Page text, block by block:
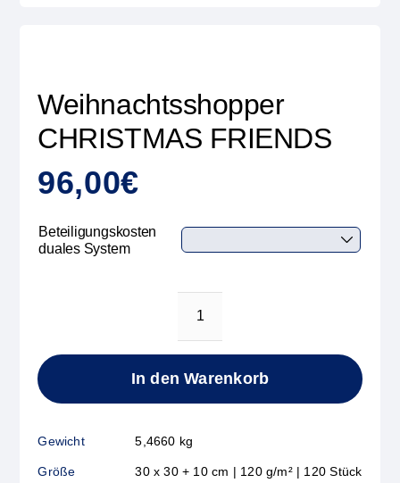
Weihnachtsshopper
CHRISTMAS FRIENDS
96,00€
Beteiligungskosten
duales System
CHRISTMAS
FRIENDS
In den Warenkorb
Gewicht 5,4660 kg
Größe 30 x 30 + 10 cm | 120 g/m² | 120 Stück